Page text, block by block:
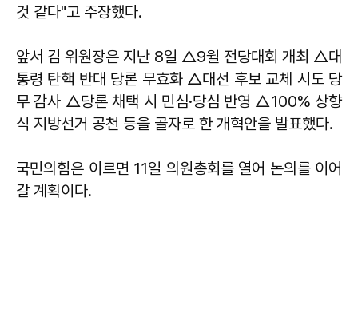
것 같다"고 주장했다.
앞서 김 위원장은 지난 8일 △9월 전당대회 개최 △대
통령 탄핵 반대 당론 무효화 △대선 후보 교체 시도 당
무 감사 △당론 채택 시 민심·당심 반영 △100% 상향
식 지방선거 공천 등을 골자로 한 개혁안을 발표했다.
국민의힘은 이르면 11일 의원총회를 열어 논의를 이어
갈 계획이다.